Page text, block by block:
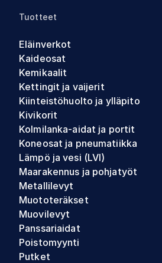
Tuotteet
Eläinverkot
Kaideosat
Kemikaalit
Kettingit ja vaijerit
Kiinteistöhuolto ja ylläpito
Kivikorit
Kolmilanka-aidat ja portit
Koneosat ja pneumatiikka
Lämpö ja vesi (LVI)
Maarakennus ja pohjatyöt
Metallilevyt
Muototeräkset
Muovilevyt
Panssariaidat
Poistomyynti
Putket